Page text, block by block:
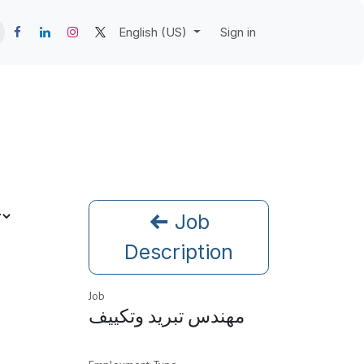
English (US) Sign in
Job
Description
Job
مهندس تبريد وتكييف